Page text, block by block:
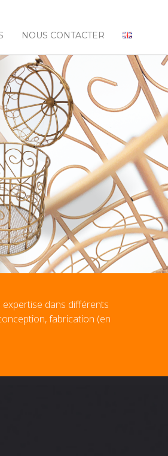
NOUS CONTACTER
dans différents
fabrication (en